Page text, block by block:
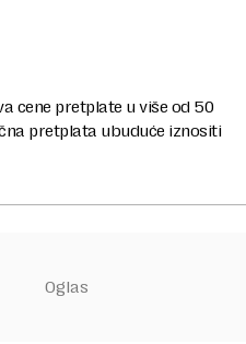
cene pretplate u više od 50
pretplata ubuduće iznositi